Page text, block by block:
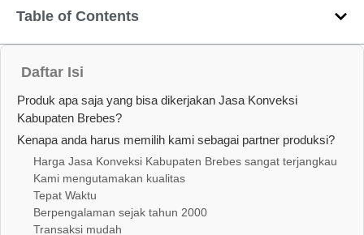
Table of Contents
Daftar Isi
Produk apa saja yang bisa dikerjakan Jasa Konveksi
Kabupaten Brebes?
Kenapa anda harus memilih kami sebagai partner produksi?
Harga Jasa Konveksi Kabupaten Brebes sangat terjangkau
Kami mengutamakan kualitas
Tepat Waktu
Berpengalaman sejak tahun 2000
Transaksi mudah